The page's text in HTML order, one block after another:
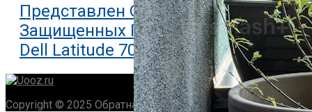
Представлен Один Из Самых
Защищенных Планшетов В Мире
Dell Latitude 7030 Rugged Extreme
Copyright © 2025 Обратная связь info@gototop.ee